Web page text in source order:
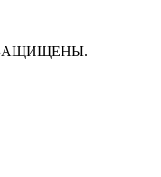
ЗАЩИЩЕНЫ.